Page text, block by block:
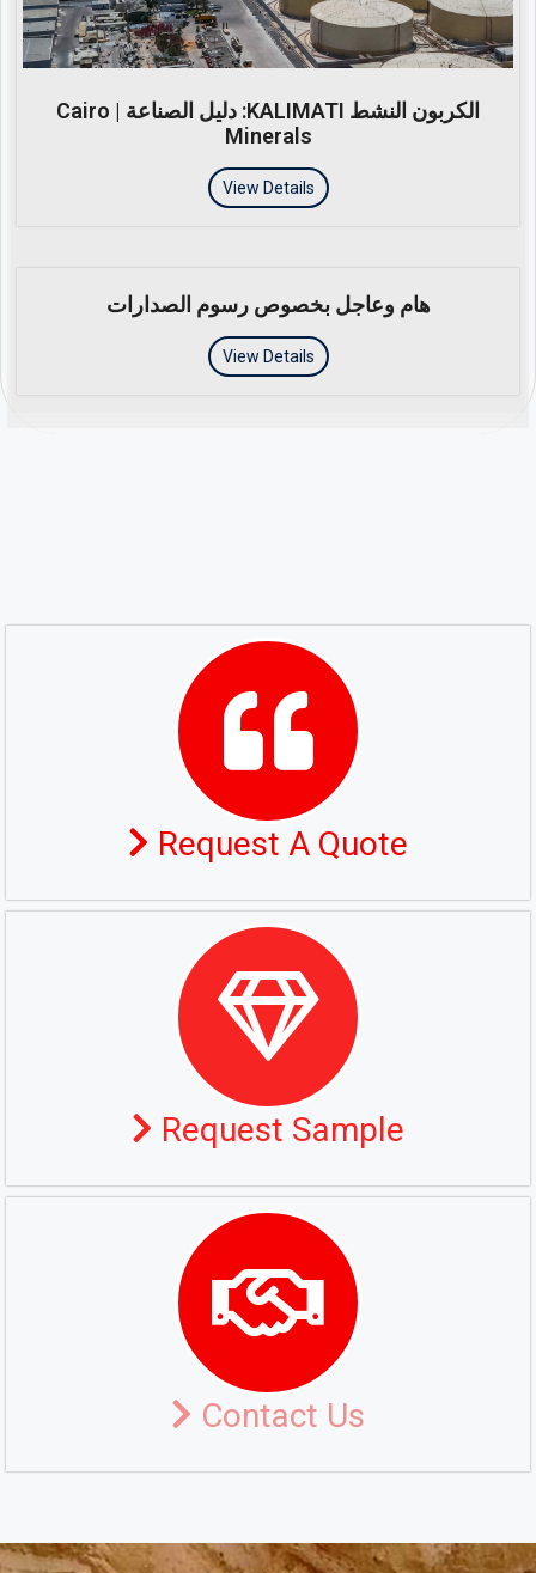
الكربون النشط KALIMATI: دليل الصناعة | Cairo
Minerals
View Details
هام وعاجل بخصوص رسوم الصدارات
View Details
Request A Quote
Request Sample
Contact Us